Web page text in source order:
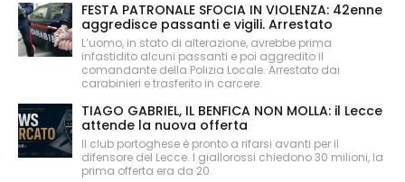
FESTA PATRONALE SFOCIA IN VIOLENZA: 42enne
aggredisce passanti e vigili. Arrestato
L’uomo, in stato di alterazione, avrebbe prima
infastidito alcuni passanti e poi aggredito il
comandante della Polizia Locale. Arrestato dai
carabinieri e trasferito in carcere.
TIAGO GABRIEL, IL BENFICA NON MOLLA: il Lecce
attende la nuova offerta
Il club portoghese è pronto a rifarsi avanti per il
difensore del Lecce. I giallorossi chiedono 30 milioni, la
prima offerta era da 20.